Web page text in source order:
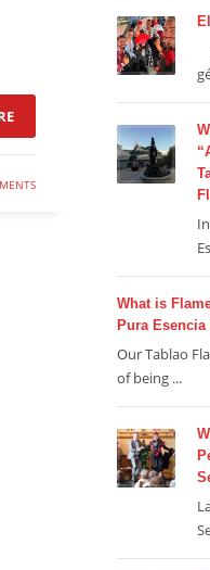
What is
Pura
Our Tablao
of being ...